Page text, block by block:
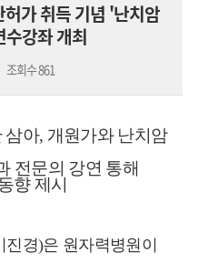
가 취득 기념 '난치암
강좌 개최
조회수861
삼아, 개원가와 난치암
전문의 강연 통해
향 제시
진경)은 원자력병원이